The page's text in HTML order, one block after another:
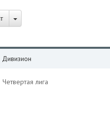
Дивизион
Четвертая лига